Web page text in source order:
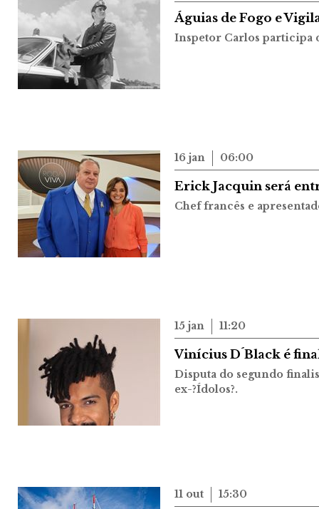
Águias de Fogo e
Inspetor Carlos participa
16 jan 06:00
Erick Jacquin será
Chef francês e
15 jan 11:20
Vinícius D´Black é
Disputa do segundo
ex-?Ídolos?.
11 out 15:30